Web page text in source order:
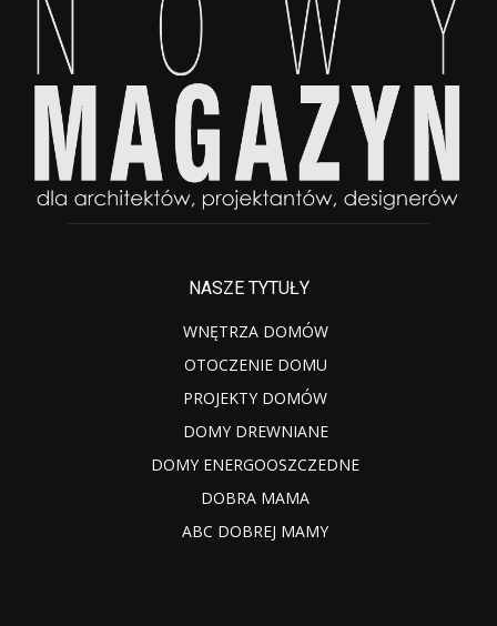
NASZE TYTUŁY
WNĘTRZA DOMÓW
OTOCZENIE DOMU
PROJEKTY DOMÓW
DOMY DREWNIANE
DOMY ENERGOOSZCZEDNE
DOBRA MAMA
ABC DOBREJ MAMY